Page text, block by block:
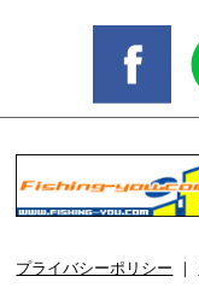
プライバシーポリシー